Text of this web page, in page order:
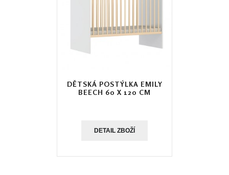
DĚTSKÁ POSTÝLKA EMILY
BEECH 60 X 120 CM
DETAIL ZBOŽÍ